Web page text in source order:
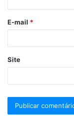
E-mail *
Site